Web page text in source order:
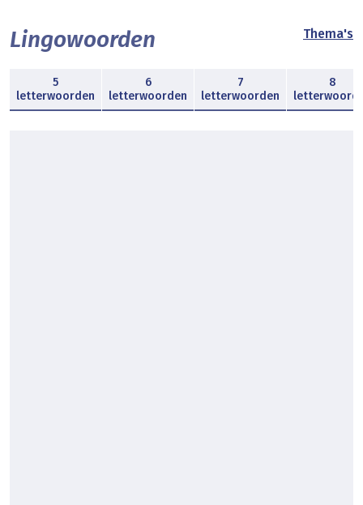
Lingowoorden Thema's
5
letterwoorden
6
letterwoorden
7
letterwoorden
8